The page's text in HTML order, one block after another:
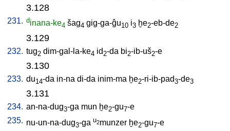
3.128
231. dinana-ke4 šag4 gig-ga-ĝu10 i3 ḫe2-eb-de2
3.129
232. tug2 dim-gal-la-ke4 id 2-da bi2-ib-uš2-e
3.130
233. du14-da in-na di-da inim-ma ḫe2-ri-ib-pad3-de3
3.131
234. an-na-dug3-ga mun ḫe2-gu7-e
235. nu-un-na-dug3-ga u2munzer ḫe2-gu7-e